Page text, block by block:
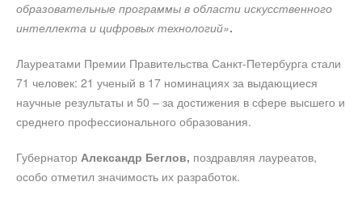
образовательные программы в области искусственного
интеллекта и цифровых технологий».
Лауреатами Премии Правительства Санкт-Петербурга стали
71 человек: 21 ученый в 17 номинациях за выдающиеся
научные результаты и 50 – за достижения в сфере высшего и
среднего профессионального образования.
Губернатор Александр Беглов, поздравляя лауреатов,
особо отметил значимость их разработок.